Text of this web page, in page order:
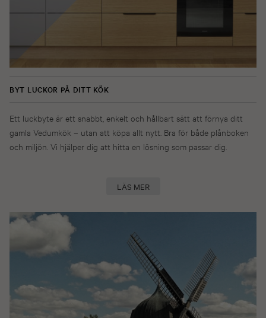
BYT LUCKOR PÅ DITT KÖK
Ett luckbyte är ett snabbt, enkelt och hållbart sätt att förnya ditt
gamla Vedumkök – utan att köpa allt nytt. Bra för både plånboken
och miljön. Vi hjälper dig att hitta en lösning som passar dig.
LÄS MER